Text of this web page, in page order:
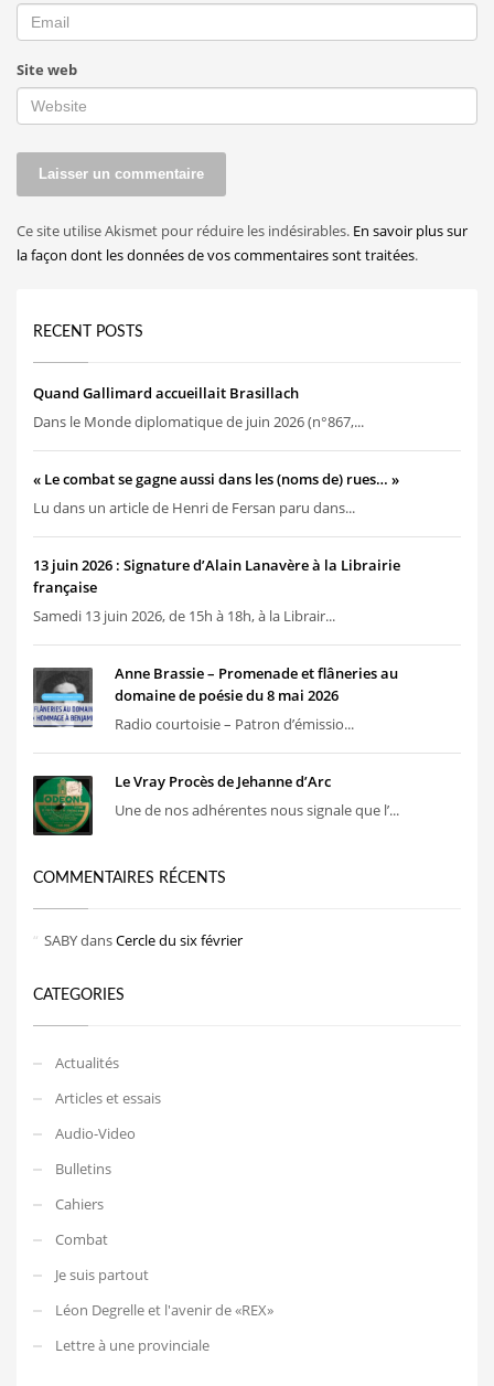
Site web
Ce site utilise Akismet pour réduire les indésirables. En savoir plus sur
la façon dont les données de vos commentaires sont traitées.
RECENT POSTS
Quand Gallimard accueillait Brasillach
Dans le Monde diplomatique de juin 2026 (n°867,...
« Le combat se gagne aussi dans les (noms de) rues… »
Lu dans un article de Henri de Fersan paru dans...
13 juin 2026 : Signature d’Alain Lanavère à la Librairie
française
Samedi 13 juin 2026, de 15h à 18h, à la Librair...
Anne Brassie – Promenade et flâneries au
domaine de poésie du 8 mai 2026
Radio courtoisie – Patron d’émissio...
Le Vray Procès de Jehanne d’Arc
Une de nos adhérentes nous signale que l’...
COMMENTAIRES RÉCENTS
SABYdansCercle du six février
CATEGORIES
Actualités
Articles et essais
Audio-Video
Bulletins
Cahiers
Combat
Je suis partout
Léon Degrelle et l'avenir de «REX»
Lettre à une provinciale